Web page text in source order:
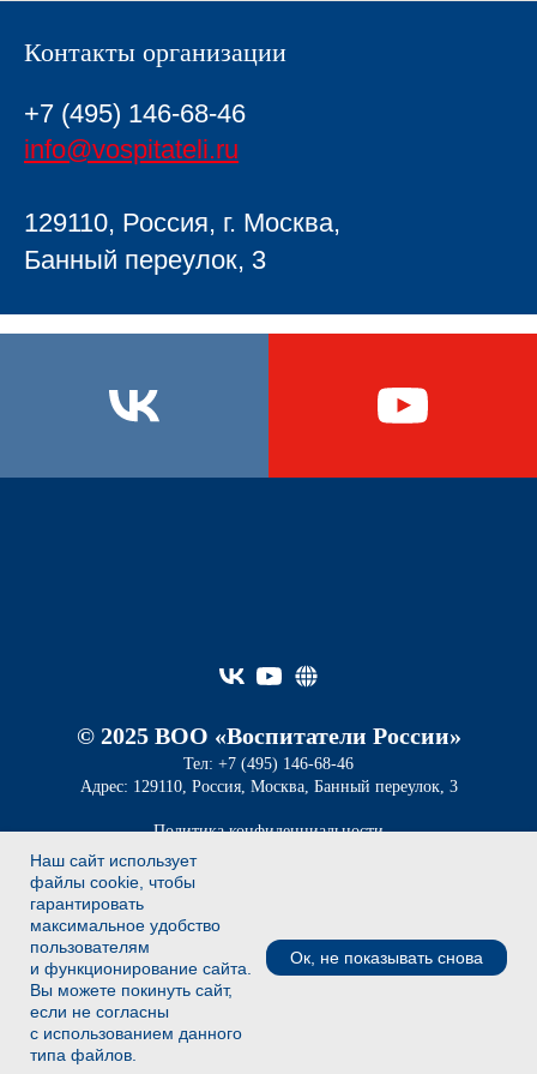
Контакты организации
+7 (495) 146-68-46
info@vospitateli.ru
129110, Россия, г. Москва,
Банный переулок, 3
Наш сайт использует
файлы cookie, чтобы
гарантировать
максимальное удобство
пользователям
и функционирование сайта.
Вы можете покинуть сайт,
если не согласны
с использованием данного
типа файлов.
Ок, не показывать снова
© 2025 ВОО «Воспитатели России»
Тел: +7 (495) 146-68-46
Адрес: 129110, Россия, Москва, Банный переулок, 3
Политика конфиденциальности
Пользовательское соглашение
Сергей Царьков, Елена Змановская
Вернуться к меню